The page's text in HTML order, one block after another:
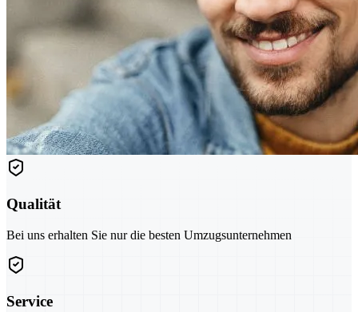
Qualität
Bei uns erhalten Sie nur die besten Umzugsunternehmen
Service